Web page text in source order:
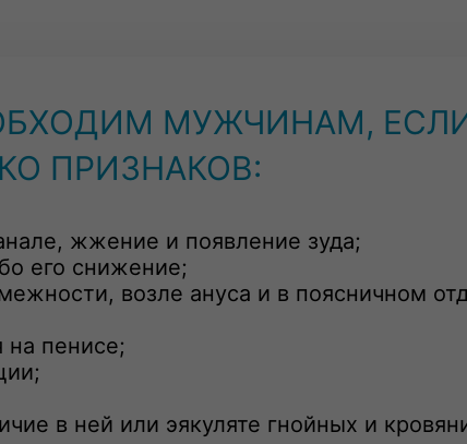
МУЖЧИНАМ,
ПРИЗНАКОВ:
жжение и появление зуда;
его снижение;
возле ануса и в поясничном
на пенисе;
в ней или эякуляте гнойных и